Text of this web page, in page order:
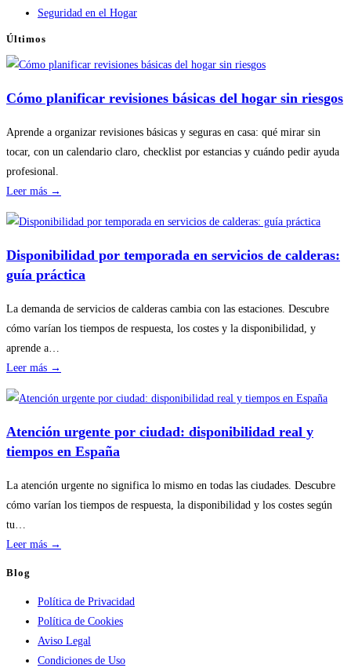
Seguridad en el Hogar
Últimos
Cómo planificar revisiones básicas del hogar sin riesgos
Aprende a organizar revisiones básicas y seguras en casa: qué mirar sin
tocar, con un calendario claro, checklist por estancias y cuándo pedir ayuda
profesional.
Leer más →
planificar
revisiones
básicas
hogar
sin
Disponibilidad por temporada en servicios de calderas:
guía práctica
La demanda de servicios de calderas cambia con las estaciones. Descubre
cómo varían los tiempos de respuesta, los costes y la disponibilidad, y
aprende a…
Leer más →
por
temporada
de
calderas:
Atención urgente por ciudad: disponibilidad real y
tiempos en España
La atención urgente no significa lo mismo en todas las ciudades. Descubre
cómo varían los tiempos de respuesta, la disponibilidad y los costes según
tu…
Leer más →
por
ciudad:
disponibilidad
real
Blog
Política de Privacidad
Política de Cookies
Aviso Legal
Condiciones de Uso